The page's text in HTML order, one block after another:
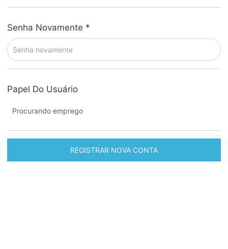
Senha Novamente *
Papel Do Usuário
Procurando emprego